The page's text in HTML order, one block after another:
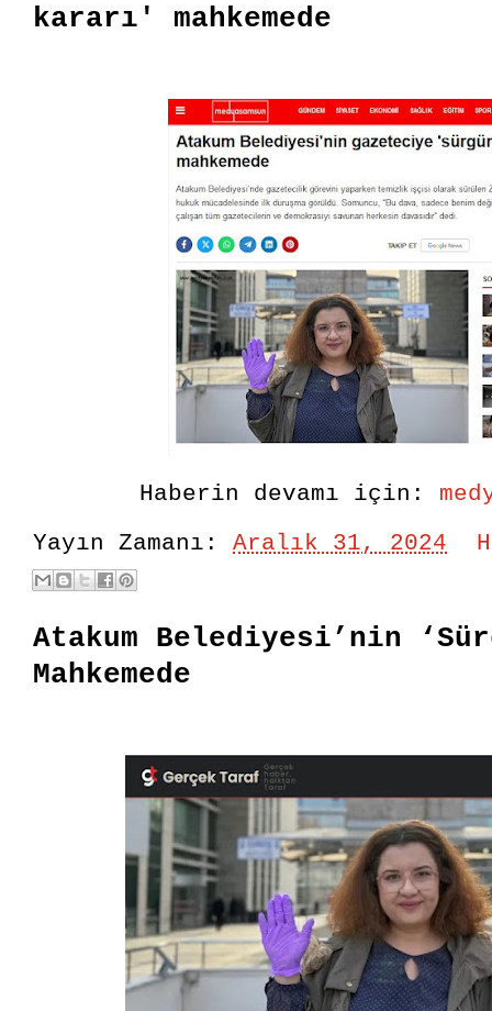
kararı' mahkemede
Haberin devamı için:
Yayın Zamanı: Aralık 31, 2024
Atakum Belediyesi’nin
Mahkemede